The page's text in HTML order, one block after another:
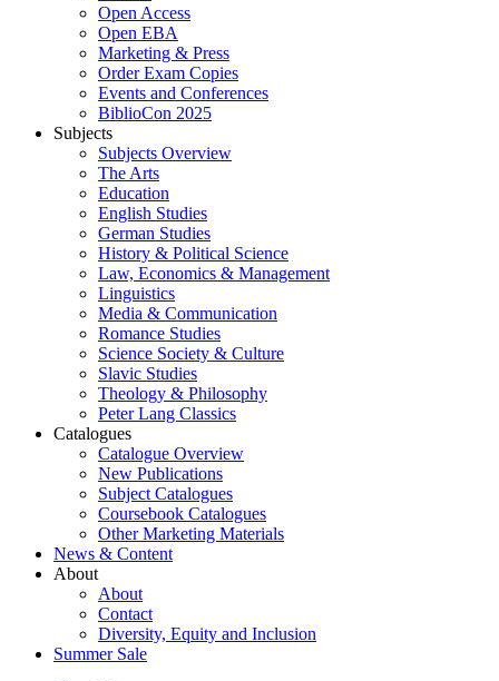
Open Access
Open EBA
Marketing & Press
Order Exam Copies
Events and Conferences
BiblioCon 2025
Subjects
Subjects Overview
The Arts
Education
English Studies
German Studies
History & Political Science
Law, Economics & Management
Linguistics
Media & Communication
Romance Studies
Science Society & Culture
Slavic Studies
Theology & Philosophy
Peter Lang Classics
Catalogues
Catalogue Overview
New Publications
Subject Catalogues
Coursebook Catalogues
Other Marketing Materials
News & Content
About
About
Contact
Diversity, Equity and Inclusion
Summer Sale